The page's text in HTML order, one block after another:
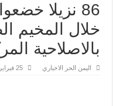
86 نزيلا
خلال المخيم
بالاصلاحية
اليمن الحر الاخباري 25 فبراير، 2020